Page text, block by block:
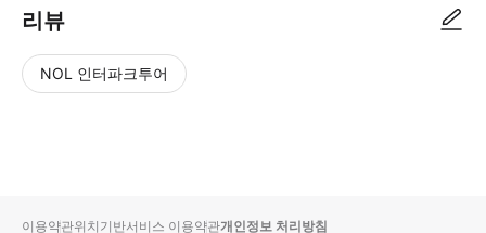
리뷰
NOL 인터파크투어
순
상
이용약관위치기반서비스 이용약관개인정보 처리방침